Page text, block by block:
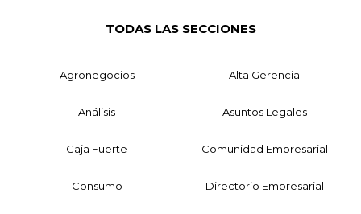
TODAS LAS SECCIONES
Agronegocios Alta Gerencia
Análisis Asuntos Legales
Caja Fuerte Comunidad Empresarial
Consumo Directorio Empresarial